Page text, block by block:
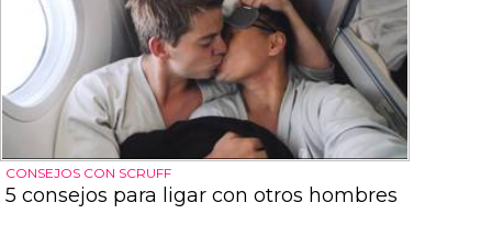
CONSEJOS CON SCRUFF
5 consejos para ligar con otros hombres